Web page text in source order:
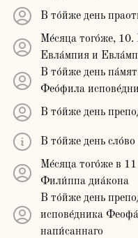
В то́йже день
Ме́сяца того́же,
Евла́мпия и
В то́йже день
Фео́фила
В то́йже день
В то́йже день
Ме́сяца того́же в
Фили́ппа диа́кона
В то́йже день
испове́дника
напи́саннаго